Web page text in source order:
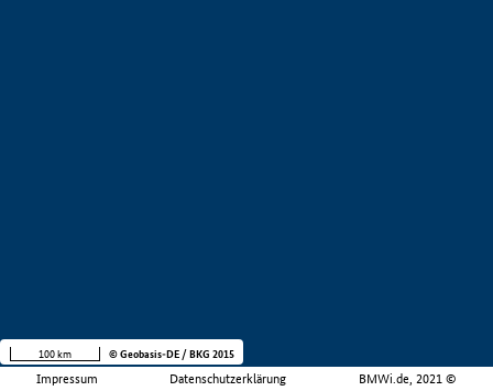
Impressum Datenschutzerklärung BMWi.de, 2021 ©
100 km © Geobasis-DE / BKG 2015